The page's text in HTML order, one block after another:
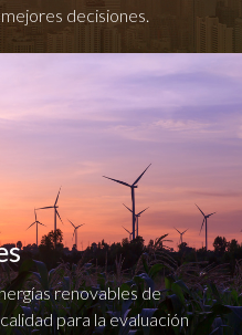
decisiones.
renovables de
para la evaluación